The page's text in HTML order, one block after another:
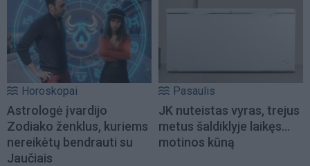
Horoskopai
Astrologė įvardijo
Zodiako ženklus, kuriems
nereikėtų bendrauti su
Jaučiais
Pasaulis
JK nuteistas vyras, trejus
metus šaldiklyje laikęs...
motinos kūną